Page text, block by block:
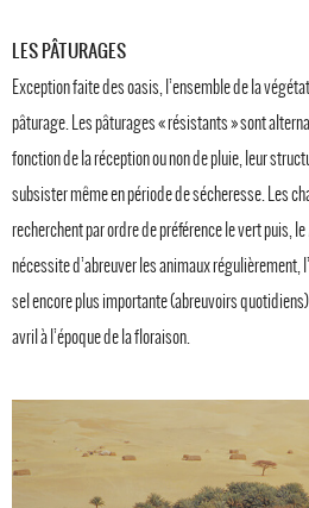
LES PÂTURAGES
Exception faite des oasis, l’ensemble de la
pâturage. Les pâturages « résistants » sont
fonction de la réception ou non de pluie, leur
subsister même en période de sécheresse. Les
recherchent par ordre de préférence le vert puis, le
nécessite d’abreuver les animaux régulièrement, l’
sel encore plus importante (abreuvoirs
avril à l’époque de la floraison.